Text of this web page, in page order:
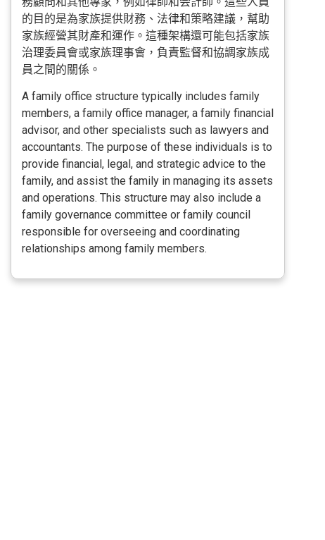
的目的是為家族提供財務、法律和策略建議，幫助
家族經營其財產和運作。這種架構還可能包括家族
治理委員會或家族理事會，負責監督和協調家族成
員之間的關係。
A family office structure typically includes family
members, a family office manager, a family financial
advisor, and other specialists such as lawyers and
accountants. The purpose of these individuals is to
provide financial, legal, and strategic advice to the
family, and assist the family in managing its assets
and operations. This structure may also include a
family governance committee or family council
responsible for overseeing and coordinating
relationships among family members.